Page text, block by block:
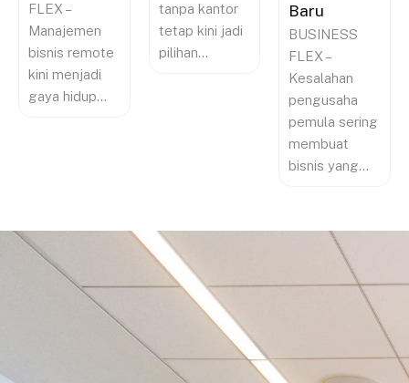
FLEX –
Manajemen
bisnis remote
kini menjadi
gaya hidup...
tanpa kantor
tetap kini jadi
pilihan...
Baru
BUSINESS
FLEX –
Kesalahan
pengusaha
pemula sering
membuat
bisnis yang...